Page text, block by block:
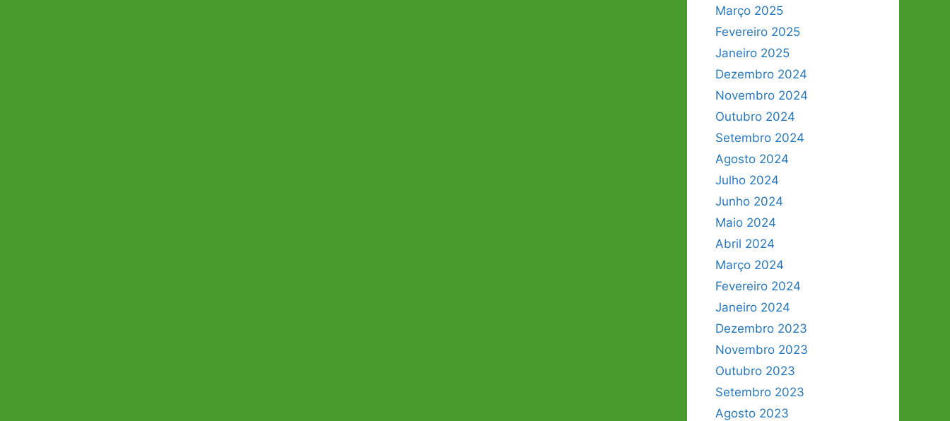
Março 2025
Fevereiro 2025
Janeiro 2025
Dezembro 2024
Novembro 2024
Outubro 2024
Setembro 2024
Agosto 2024
Julho 2024
Junho 2024
Maio 2024
Abril 2024
Março 2024
Fevereiro 2024
Janeiro 2024
Dezembro 2023
Novembro 2023
Outubro 2023
Setembro 2023
Agosto 2023